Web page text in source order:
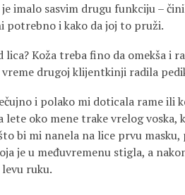
imalo sasvim drugu funkciju –
potrebno i kako da joj to pruži.
Koža treba fino da omekša i
drugoj klijentkinji radila
i polako mi doticala rame ili
oko mene trake vrelog voska,
bi mi nanela na lice prvu masku,
je u međuvremenu stigla, a
ruku.